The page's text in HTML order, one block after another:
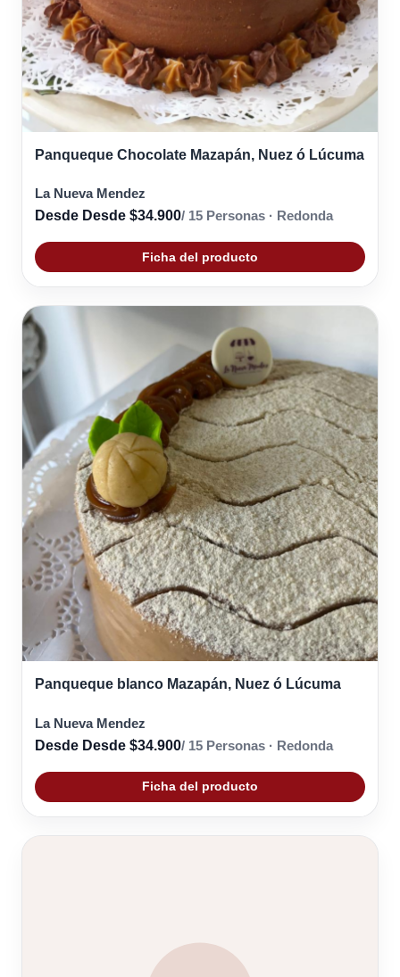
Panqueque Chocolate Mazapán, Nuez ó Lúcuma
La Nueva Mendez
Desde Desde $34.900/ 15 Personas · Redonda
Ficha del producto
Panqueque blanco Mazapán, Nuez ó Lúcuma
La Nueva Mendez
Desde Desde $34.900/ 15 Personas · Redonda
Ficha del producto